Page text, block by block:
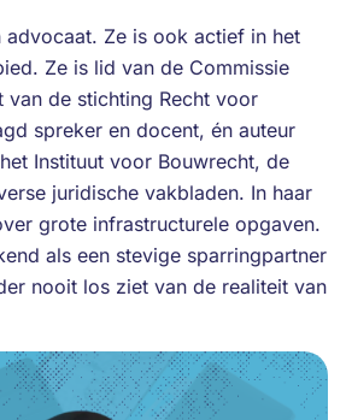
advocaat. Ze is ook actief in het
Ze is lid van de Commissie
van de stichting Recht voor
spreker en docent, én auteur
Instituut voor Bouwrecht, de
juridische vakbladen. In haar
grote infrastructurele opgaven.
als een stevige sparringpartner
nooit los ziet van de realiteit van